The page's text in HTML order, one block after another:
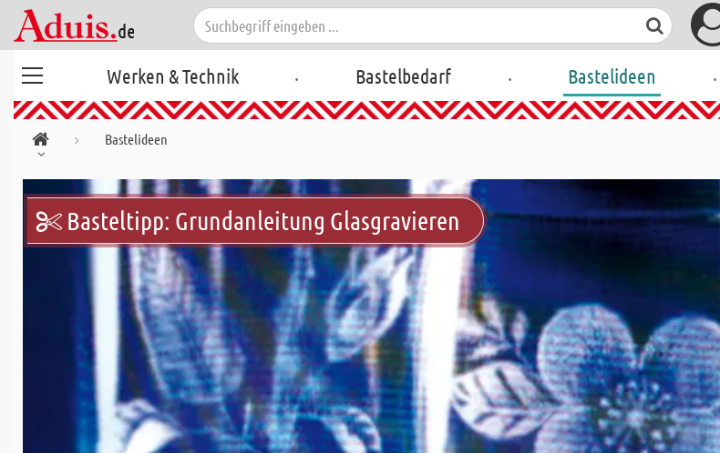
Werken & Technik . Bastelbedarf . Bastelideen .
Bastelideen
Basteltipp: Grundanleitung Glasgravieren